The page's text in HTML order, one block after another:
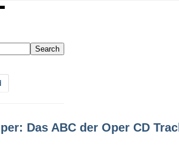
Das ABC der Oper CD